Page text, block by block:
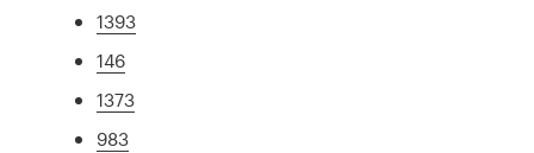
1393
146
1373
983